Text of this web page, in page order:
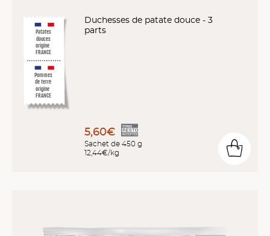
Patates
douces
origine
FRANCE
Pommes
de terre
origine
FRANCE
Duchesses de patate douce - 3
parts
5,60€
Sachet de 450 g
12,44€/kg